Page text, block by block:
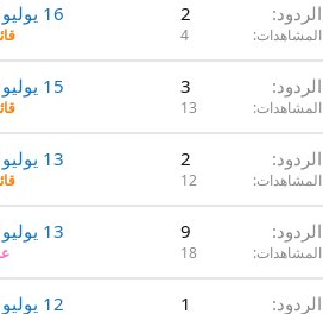
الردود 2
المشاهدات 4
16 يوليو 2026
الردود 3
المشاهدات 13
15 يوليو 2026
الردود 2
المشاهدات 12
13 يوليو 2026
الردود 9
المشاهدات 18
13 يوليو 2026
الردود 1 12 يوليو 2026